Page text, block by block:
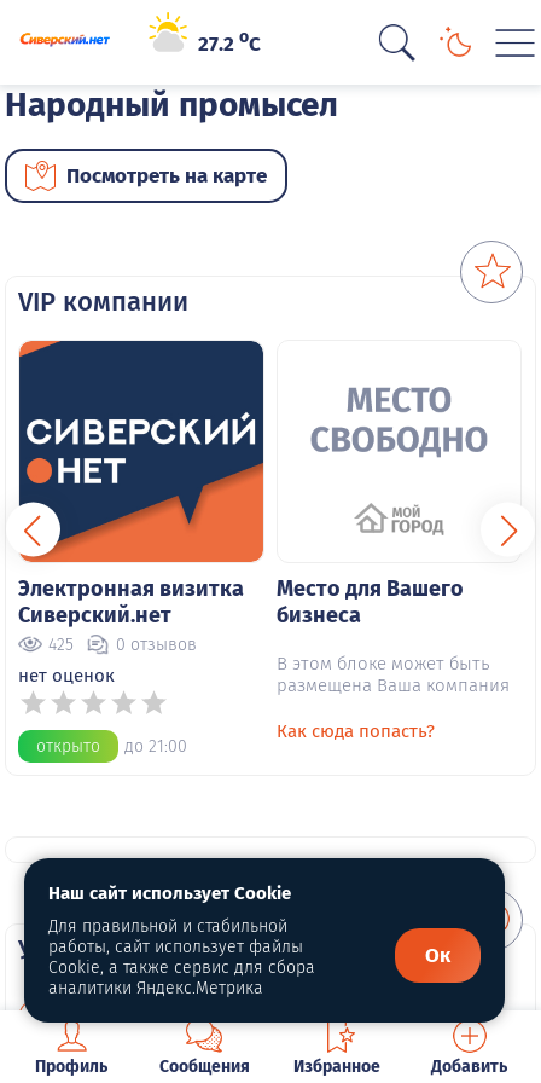
27.2oC
Народный промысел
Посмотреть на карте
VIP компании
Электронная визитка
Сиверский.нет
425 0 отзывов
нет оценок
открыто до 21:00
Место для Вашего
бизнеса
В этом блоке может быть
размещена Ваша компания
Как сюда попасть?
Условия пользования
Политика конфиденциальности
Профиль Сообщения Избранное Добавить
Наш сайт использует Cookie
Для правильной и стабильной
работы, сайт использует файлы
Cookie, а также сервис для сбора
аналитики Яндекс.Метрика
Ок